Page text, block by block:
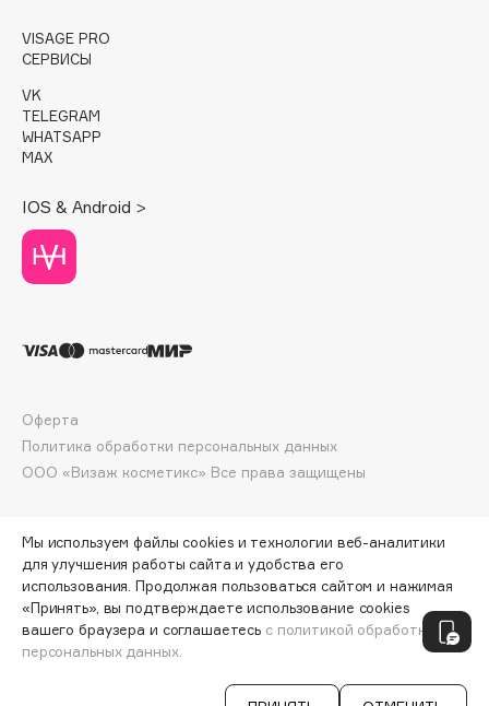
D
DABO
DARLING*
Davines
Deonica
Dessange
Dolce & Gabbana
Dorco
DP Daily Perfection
Dr. Vranjes Firenze
Dr.Ceuracle
Dr.Jart+
Dyson
ПО ЗОЛОТОЙ КАРТЕ:317 ₽
ДОБАВИТЬ В КОРЗИНУ 352 ₽
VISAGE PRO
СЕРВИСЫ
VK
TELEGRAM
WHATSAPP
MAX
IOS & Android >
ООО «Визаж косметикс» Все права защищены
Оферта
Политика обработки персональных данных
Мы используем файлы cookies и технологии веб-аналитики
для улучшения работы сайта и удобства его
использования. Продолжая пользоваться сайтом и нажимая
«Принять», вы подтверждаете использование cookies
вашего браузера и соглашаетесь с политикой обработки
персональных данных.